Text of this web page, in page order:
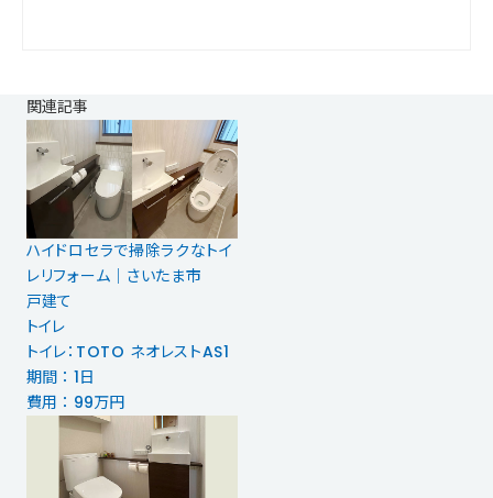
関連記事
ハイドロセラで掃除ラクなトイ
レリフォーム｜さいたま市
戸建て
トイレ
トイレ：TOTO ネオレストAS1
期間 ： 1日
費用 ： 99万円